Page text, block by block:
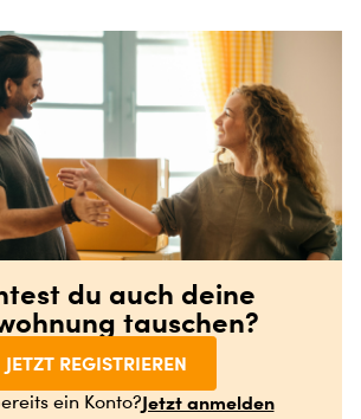
du auch deine
tauschen?
JETZT REGISTRIEREN
ein Konto?Jetzt anmelden